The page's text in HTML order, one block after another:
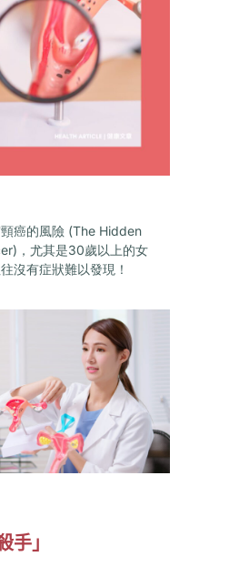
癌的風險 (The Hidden
，尤其是30歲以上的女
沒有症狀難以發現！
手」